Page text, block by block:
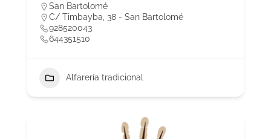
San Bartolomé
C/ Timbayba, 38 - San Bartolomé
928520043
644351510
Alfarería tradicional